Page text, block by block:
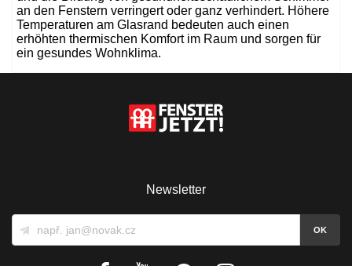
an den Fenstern verringert oder ganz verhindert. Höhere
Temperaturen am Glasrand bedeuten auch einen
erhöhten thermischen Komfort im Raum und sorgen für
ein gesundes Wohnklima.
Newsletter